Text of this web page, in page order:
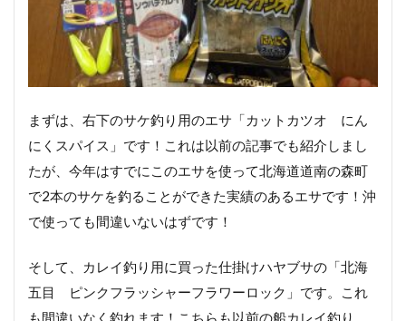
まずは、右下のサケ釣り用のエサ「カットカツオ にん
にくスパイス」です！これは以前の記事でも紹介しまし
たが、今年はすでにこのエサを使って北海道道南の森町
で2本のサケを釣ることができた実績のあるエサです！沖
で使っても間違いないはずです！
そして、カレイ釣り用に買った仕掛けハヤブサの「北海
五目 ピンクフラッシャーフラワーロック」です。これ
も間違いなく釣れます！こちらも以前の船カレイ釣り